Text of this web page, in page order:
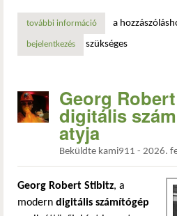
további információaz első elnöki
a
bejelentkezés szükséges
Georg
digitális
atyja
Beküldte kami911 - 2026.
Georg Robert Stibitz, a
modern digitális számítógép